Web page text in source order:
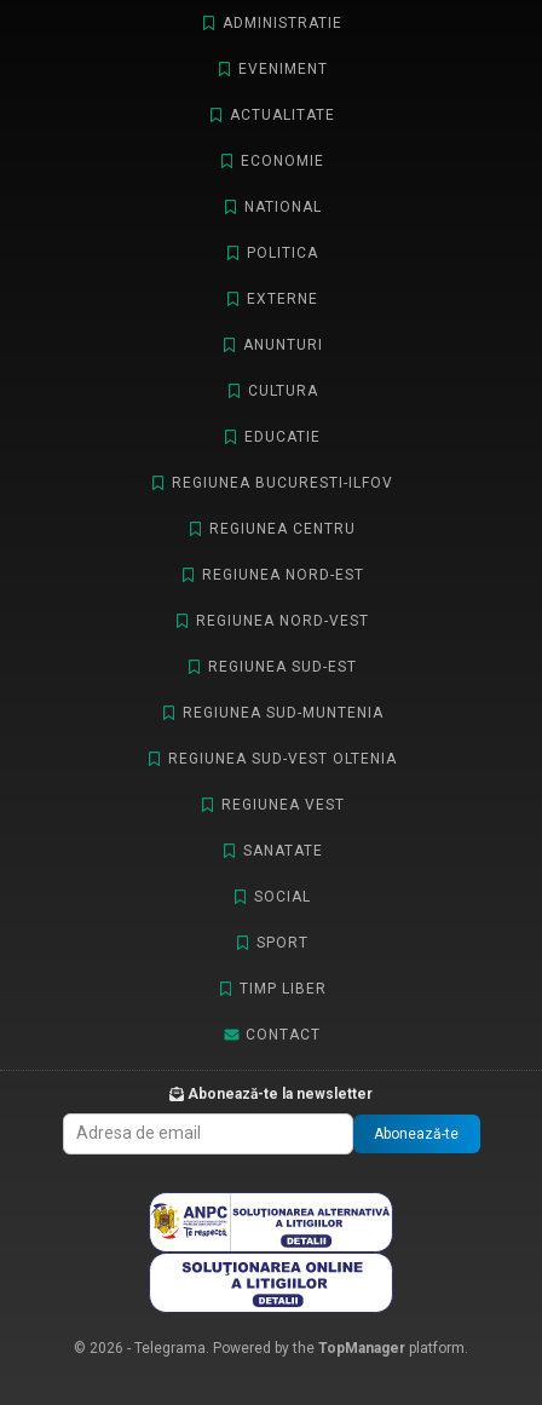
ADMINISTRATIE
EVENIMENT
ACTUALITATE
ECONOMIE
NATIONAL
POLITICA
EXTERNE
ANUNTURI
CULTURA
EDUCATIE
REGIUNEA BUCURESTI-ILFOV
REGIUNEA CENTRU
REGIUNEA NORD-EST
REGIUNEA NORD-VEST
REGIUNEA SUD-EST
REGIUNEA SUD-MUNTENIA
REGIUNEA SUD-VEST OLTENIA
REGIUNEA VEST
SANATATE
SOCIAL
SPORT
TIMP LIBER
CONTACT
Abonează-te la newsletter
Abonează-te
© 2026 - Telegrama. Powered by the TopManager platform.